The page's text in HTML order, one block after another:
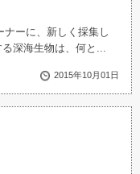
ーに、新しく採集し
深海生物は、何と...
2015年10月01日